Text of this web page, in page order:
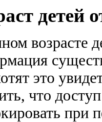
детей
возрасте
это
что
при